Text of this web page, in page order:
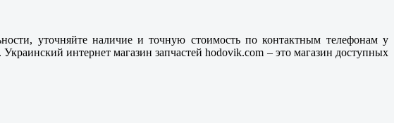
уточняйте наличие и точную стоимость по контактным телефонам у
интернет магазин запчастей hodovik.com – это магазин доступных